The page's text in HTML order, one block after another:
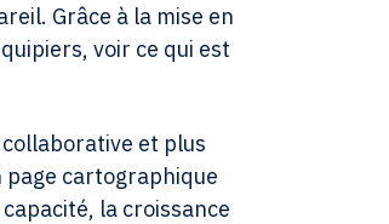
Grâce à la mise en
voir ce qui est
et plus
page cartographique
la croissance